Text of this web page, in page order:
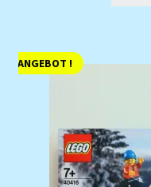
ANGEBOT !